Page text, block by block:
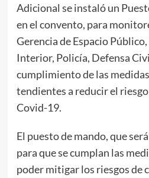
Adicional se instaló un
en el convento, para
Gerencia de Espacio
Interior, Policía, Defensa
cumplimiento de las
tendientes a reducir el
Covid-19.
El puesto de mando, que
para que se cumplan las
poder mitigar los riesgos de